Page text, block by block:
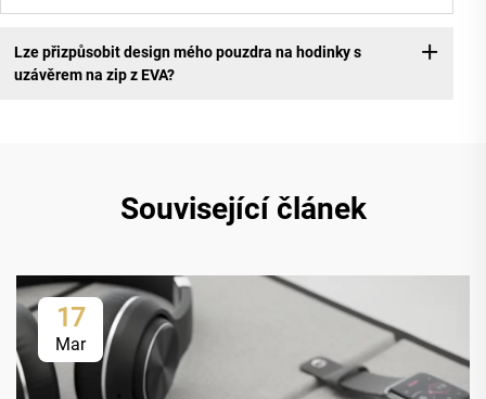
Lze přizpůsobit design mého pouzdra na hodinky s
uzávěrem na zip z EVA?
Související článek
17
Mar